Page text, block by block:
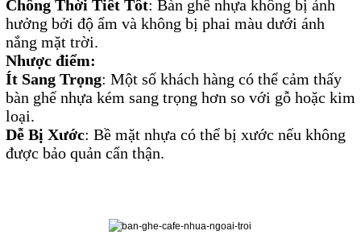
Chống Thời Tiết Tốt: Bàn ghế nhựa không bị ảnh
hưởng bởi độ ẩm và không bị phai màu dưới ánh
nắng mặt trời.
Nhược điểm:
Ít Sang Trọng: Một số khách hàng có thể cảm thấy
bàn ghế nhựa kém sang trọng hơn so với gỗ hoặc kim
loại.
Dễ Bị Xước: Bề mặt nhựa có thể bị xước nếu không
được bảo quản cẩn thận.